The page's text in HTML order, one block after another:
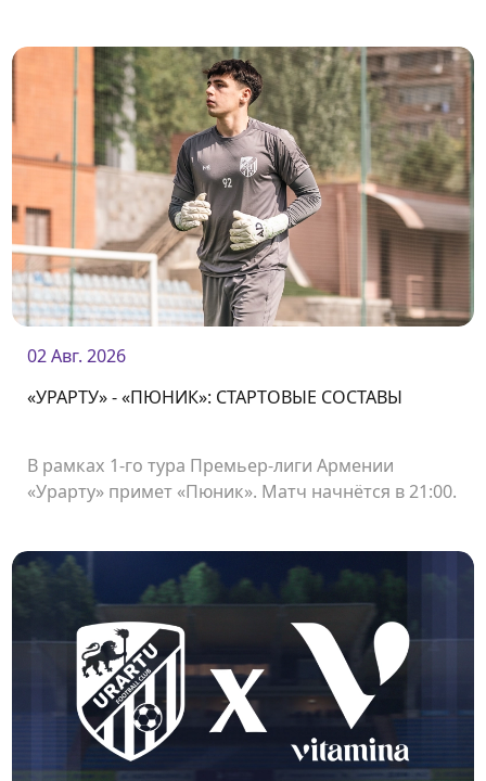
02 Авг. 2026
«УРАРТУ» - «ПЮНИК»: СТАРТОВЫЕ СОСТАВЫ
В рамках 1-го тура Премьер-лиги Армении
«Урарту» примет «Пюник». Матч начнётся в 21:00.